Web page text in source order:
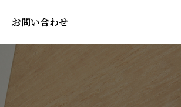
お問い合わせ